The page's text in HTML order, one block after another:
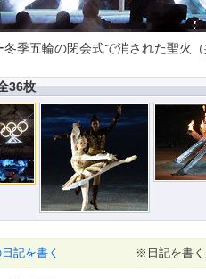
冬季五輪の閉会式で消された聖火
36枚
記を書く ※日記を書